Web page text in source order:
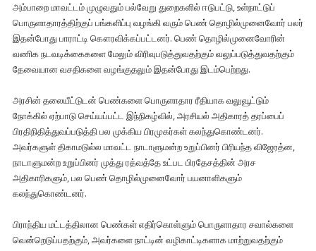
அம்பாறை மாவட்டம் முழுவதும் பல்வேறு துறைகளில் ஈடுபட்டு, உள்நாட்டுப்
பொருளாதாரத்திற்குப் பங்களிப்பு வழங்கி வரும் பெண் தொழில்முனைவோர் பலர்
இதன்போது பாராட்டி கௌரவிக்கப்பட்டனர். பெண் தொழில்முனைவோரின்
வணிக நடவடிக்கைகளை மேலும் விரிவுபடுத்துவதற்கும் வலுப்படுத்துவதற்கும்
தேவையான வசதிகளை வழங்குதலும் இதன்போது இடம்பெற்றது.
அரசின் தலையீட்டுடன் பெண்களை பொருளாதார ரீதியாக வலுவூட்டும்
நோக்கில் ஏற்பாடு செய்யப்பட்ட இந்நிகழ்வில், அரசியல் அதிகாரத் தரப்பைப்
பிரதிநிதித்துவப்படுத்தி பல முக்கிய பிரமுகர்கள் கலந்துகொண்டனர்.
அவர்களுள் திகாமடுல்ல மாவட்ட நாடாளுமன்ற உறுப்பினர் பிரியந்த விஜேரத்ன,
நாடாளுமன்ற உறுப்பினர் முத்து ரத்வத்தே உட்பட பிரதேசத்தின் அரச
அதிகாரிகளும், பல பெண் தொழில்முனைவோர் பயனாளிகளும்
கலந்துகொண்டனர்.
பிராந்திய மட்டத்திலான பெண்கள் எதிர்கொள்ளும் பொருளாதார சவால்களை
வென்றெடுப்பதற்கும், அவர்களை நாட்டின் வழிகாட்டிகளாக மாற்றுவதற்கும்